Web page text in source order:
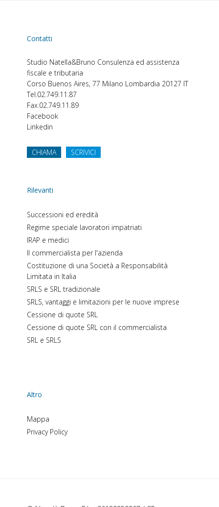
Contatti
Studio Natella&Bruno Consulenza ed assistenza
fiscale e tributaria
Corso Buenos Aires, 77 Milano Lombardia 20127 IT
Tel.02.749.11.87
Fax.02.749.11.89
Facebook
Linkedin
CHIAMA SCRIVICI
Rilevanti
Successioni ed eredità
Regime speciale lavoratori impatriati
IRAP e medici
Il commercialista per l'azienda
Costituzione di una Società a Responsabilità
Limitata in Italia
SRLS e SRL tradizionale
SRLS, vantaggi e limitazioni per le nuove imprese
Cessione di quote SRL
Cessione di quote SRL con il commercialista
SRL e SRLS
Altro
Mappa
Privacy Policy